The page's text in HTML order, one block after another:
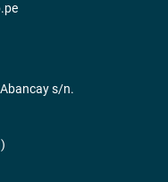
s/n.